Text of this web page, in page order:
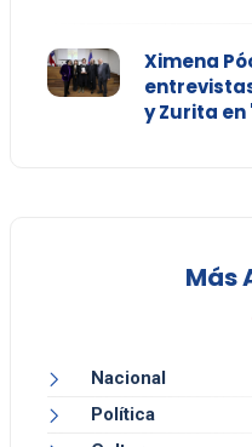
Ximena
y Zurita
Más
Nacional
Política